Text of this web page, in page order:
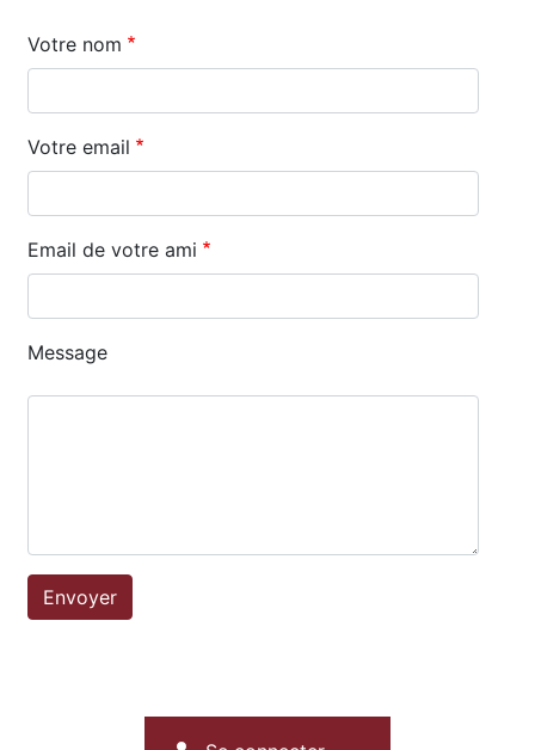
Votre nom
Votre email
Email de votre ami
Message